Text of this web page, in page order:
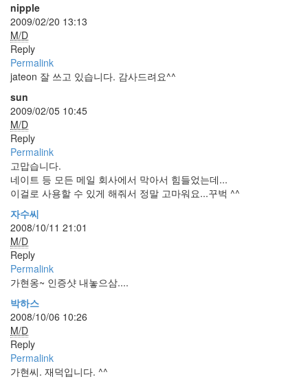
nipple
2009/02/20 13:13
M/D
Reply
Permalink
jateon 잘 쓰고 있습니다. 감사드려요^^
sun
2009/02/05 10:45
M/D
Reply
Permalink
고맙습니다.
네이트 등 모든 메일 회사에서 막아서 힘들었는데...
이걸로 사용할 수 있게 해줘서 정말 고마워요...꾸벅 ^^
자수씨
2008/10/11 21:01
M/D
Reply
Permalink
가현옹~ 인증샷 내놓으삼....
박하스
2008/10/06 10:26
M/D
Reply
Permalink
가현씨. 재덕입니다. ^^
보
0
사
진
6
테
슬
라
23
JaTeOn
40
라
즈
베
파
이
0
리
눅
스
40
개
발
72
Android
6